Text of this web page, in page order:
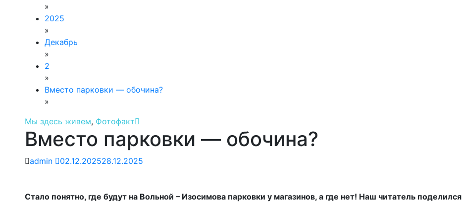
»
2025
»
Декабрь
»
2
»
Вместо парковки — обочина?
»
Мы здесь живем, Фотофакт
Вместо парковки — обочина?
admin 02.12.202528.12.2025
Стало понятно, где будут на Вольной – Изосимова парковки у магазинов, а где нет! Наш читатель поделился